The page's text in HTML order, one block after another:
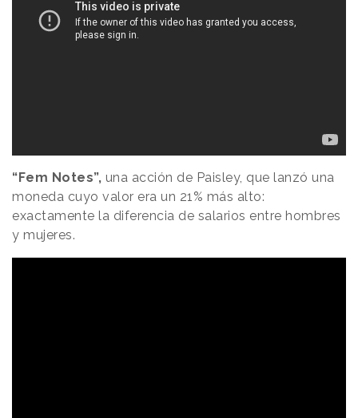
“Fem Notes”, una acción de Paisley, que lanzó una
moneda cuyo valor era un 21% más alto:
exactamente la diferencia de salarios entre hombres
y mujeres.